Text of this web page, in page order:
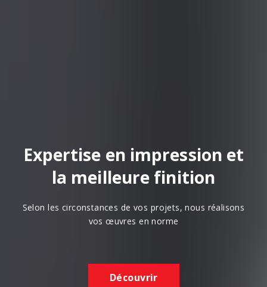
Expertise en impression et
la meilleure finition
Selon les circonstances de vos projets, nous réalisons
vos œuvres en norme
Découvrir